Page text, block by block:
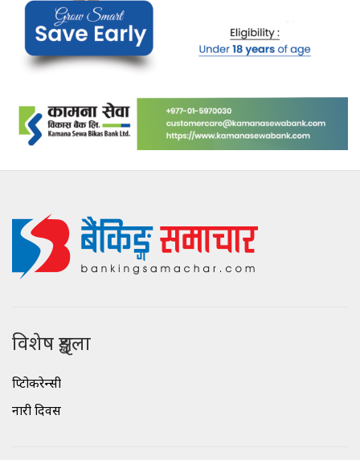
विशेष शृङ्खला
क्रिप्टोकरेन्सी
नारी दिवस